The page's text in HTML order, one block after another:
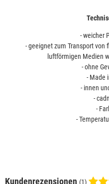
- weicher
- geeignet zum Transport von
luftförmigen Medien
- ohne
- Made
- innen
-
-
-
Kundenrezensionen (1)